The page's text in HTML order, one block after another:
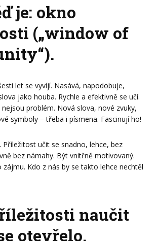
je: okno
(„window of
let se vyvíjí. Nasává, napodobuje,
jako houba. Rychle a efektivně se učí.
problém. Nová slova, nové zvuky,
symboly – třeba i písmena. Fascinují ho!
Příležitost učit se snadno, lehce, bez
bez námahy. Být vnitřně motivovaný.
zájmu. Kdo z nás by se takto lehce nechtěl
naučit
otevřelo.